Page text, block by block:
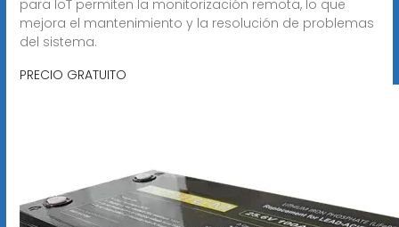
para IoT permiten la monitorización remota, lo que
mejora el mantenimiento y la resolución de problemas
del sistema.
PRECIO GRATUITO